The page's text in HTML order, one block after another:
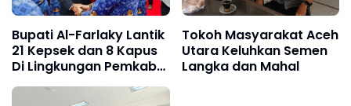
Bupati Al-Farlaky Lantik
21 Kepsek dan 8 Kapus
Di Lingkungan Pemkab
Atim
Tokoh Masyarakat Aceh
Utara Keluhkan Semen
Langka dan Mahal